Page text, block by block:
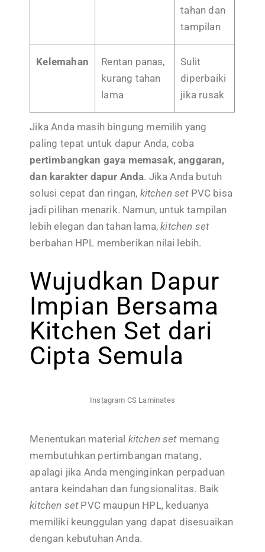
tahan dan
tampilan
Kelemahan
Rentan panas,
kurang tahan
lama
Sulit
diperbaiki
jika rusak
Jika Anda masih bingung memilih yang
paling tepat untuk dapur Anda, coba
pertimbangkan gaya memasak, anggaran,
dan karakter dapur Anda. Jika Anda butuh
solusi cepat dan ringan, kitchen setPVC bisa
jadi pilihan menarik. Namun, untuk tampilan
lebih elegan dan tahan lama,kitchen set
berbahan HPL memberikan nilai lebih.
Wujudkan Dapur
Impian Bersama
Kitchen Set dari
Cipta Semula
Instagram CS Laminates
Menentukan material kitchen setmemang
membutuhkan pertimbangan matang,
apalagi jika Anda menginginkan perpaduan
antara keindahan dan fungsionalitas. Baik
kitchen setPVC maupun HPL, keduanya
memiliki keunggulan yang dapat disesuaikan
dengan kebutuhan Anda.